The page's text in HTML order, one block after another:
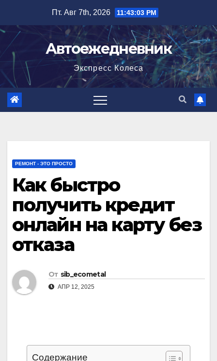
содержимому
Пт. Авг 7th, 2026 11:43:04 PM
Автоежедневник
Экспресс Колеса
РЕМОНТ - ЭТО ПРОСТО
Как быстро
получить кредит
онлайн на карту без
отказа
От sib_ecometal
АПР 12, 2025
Содержание